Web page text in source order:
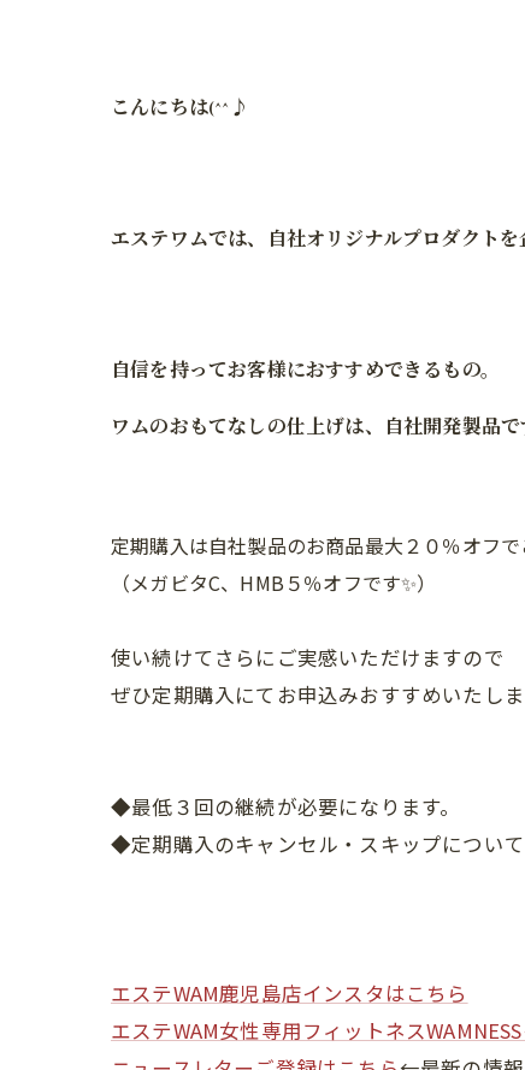
こんにちは(^^♪
エステワムでは、自社オリジナルプロダクトを
自信を持ってお客様におすすめできるもの。
ワムのおもてなしの仕上げは、自社開発製品で
定期購入は自社製品のお商品最大２０％オフ
（メガビタC、HMB５％オフです✨）
使い続けてさらにご実感いただけますので
ぜひ定期購入にてお申込みおすすめいたし
◆最低３回の継続が必要になります。
◆定期購入のキャンセル・スキップについ
エステWAM鹿児島店インスタはこちら
エステWAM女性専用フィットネス